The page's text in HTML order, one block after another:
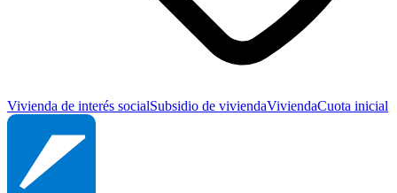
Vivienda de interés socialSubsidio de viviendaViviendaCuota inicial